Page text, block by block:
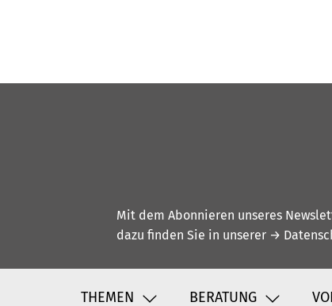
Mit dem Abonnieren unseres
dazu finden Sie in unserer →
THEMEN BERATUNG